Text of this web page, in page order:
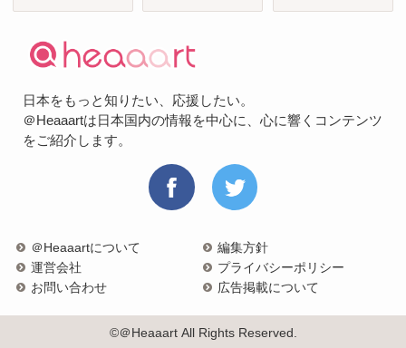
日本をもっと知りたい、応援したい。
＠Heaaartは日本国内の情報を中心に、心に響くコンテンツ
をご紹介します。
＠Heaaartについて
編集方針
運営会社
プライバシーポリシー
お問い合わせ
広告掲載について
©＠Heaaart All Rights Reserved.